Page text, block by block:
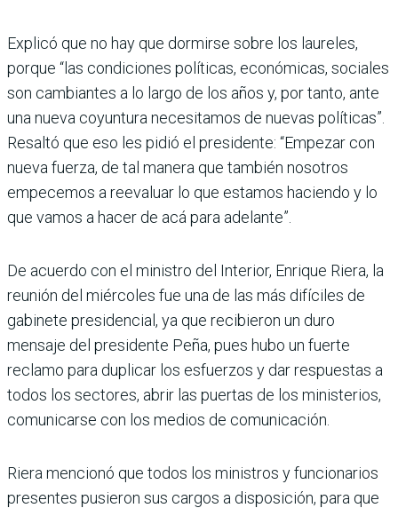
Explicó que no hay que dormirse sobre los laureles,
porque “las condiciones políticas, económicas, sociales
son cambiantes a lo largo de los años y, por tanto, ante
una nueva coyuntura necesitamos de nuevas políti­cas”.
Resaltó que eso les pidió el presidente: “Empezar con
nueva fuerza, de tal manera que también nosotros
empecemos a reeva­luar lo que estamos haciendo y lo
que vamos a hacer de acá para adelante”.
De acuerdo con el ministro del Interior, Enrique Riera, la
reunión del miércoles fue una de las más difíciles de
gabinete presi­dencial, ya que recibieron un duro
mensaje del presidente Peña, pues hubo un fuerte
reclamo para duplicar los esfuerzos y dar respuestas a
todos los sectores, abrir las puertas de los ministerios,
comunicarse con los medios de comunicación.
Riera mencionó que todos los ministros y funcionarios
presentes pusieron sus cargos a disposición, para que